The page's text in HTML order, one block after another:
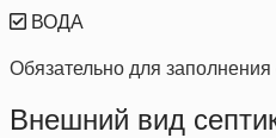
ВОДА
Обязательно для заполнения
Внешний вид